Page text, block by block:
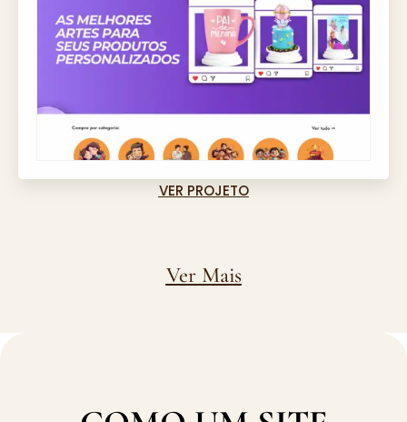
VER PROJETO
Ver Mais